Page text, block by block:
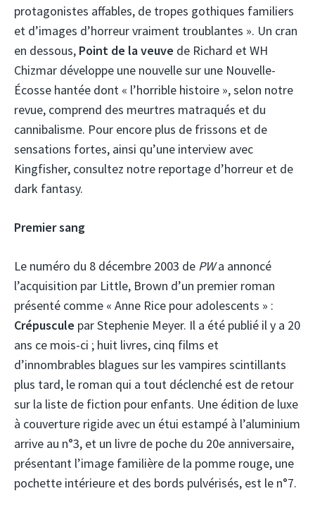
protagonistes affables, de tropes gothiques familiers
et d’images d’horreur vraiment troublantes ». Un cran
en dessous, Point de la veuve de Richard et WH
Chizmar développe une nouvelle sur une Nouvelle-
Écosse hantée dont « l’horrible histoire », selon notre
revue, comprend des meurtres matraqués et du
cannibalisme. Pour encore plus de frissons et de
sensations fortes, ainsi qu’une interview avec
Kingfisher, consultez notre reportage d’horreur et de
dark fantasy.
Premier sang
Le numéro du 8 décembre 2003 de PWa annoncé
l’acquisition par Little, Brown d’un premier roman
présenté comme « Anne Rice pour adolescents » :
Crépuscule par Stephenie Meyer. Il a été publié il y a 20
ans ce mois-ci ; huit livres, cinq films et
d’innombrables blagues sur les vampires scintillants
plus tard, le roman qui a tout déclenché est de retour
sur la liste de fiction pour enfants. Une édition de luxe
à couverture rigide avec un étui estampé à l’aluminium
arrive au n°3, et un livre de poche du 20e anniversaire,
présentant l’image familière de la pomme rouge, une
pochette intérieure et des bords pulvérisés, est le n°7.